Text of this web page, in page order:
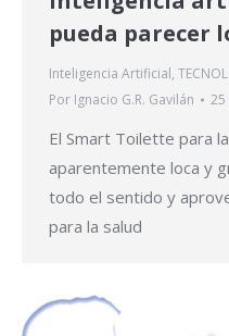
pueda parecer
Inteligencia Artificial,
Por Ignacio G.R. Gavilán 25
El Smart Toilette para
aparentemente loca y
todo el sentido y
para la salud